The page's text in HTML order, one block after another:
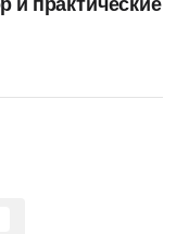
и практические